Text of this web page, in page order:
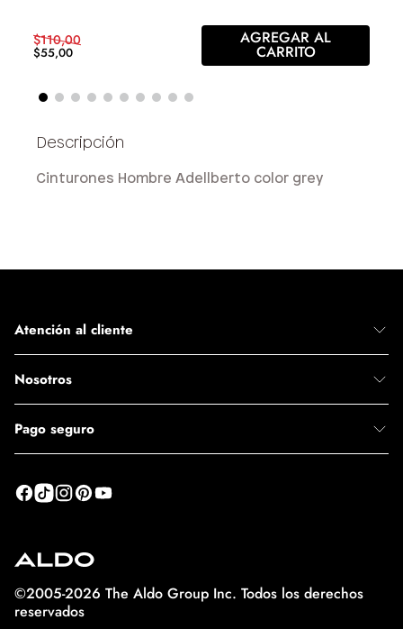
$110,00
$55,00
AGREGAR AL
CARRITO
Cinturones Hombre Adellberto color grey
Atención al cliente
Nosotros
Pago seguro
©2005-2026 The Aldo Group Inc. Todos los derechos
reservados